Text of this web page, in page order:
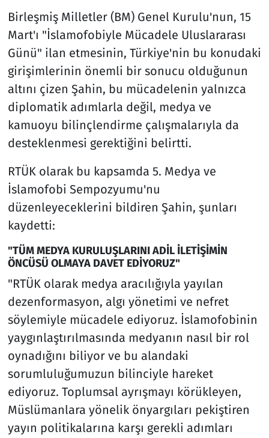
Birleşmiş Milletler (BM) Genel Kurulu'nun, 15
Mart'ı "İslamofobiyle Mücadele Uluslararası
Günü" ilan etmesinin, Türkiye'nin bu konudaki
girişimlerinin önemli bir sonucu olduğunun
altını çizen Şahin, bu mücadelenin yalnızca
diplomatik adımlarla değil, medya ve
kamuoyu bilinçlendirme çalışmalarıyla da
desteklenmesi gerektiğini belirtti.
RTÜK olarak bu kapsamda 5. Medya ve
İslamofobi Sempozyumu'nu
düzenleyeceklerini bildiren Şahin, şunları
kaydetti:
"TÜM MEDYA KURULUŞLARINI ADİL İLETİŞİMİN
ÖNCÜSÜ OLMAYA DAVET EDİYORUZ"
"RTÜK olarak medya aracılığıyla yayılan
dezenformasyon, algı yönetimi ve nefret
söylemiyle mücadele ediyoruz. İslamofobinin
yaygınlaştırılmasında medyanın nasıl bir rol
oynadığını biliyor ve bu alandaki
sorumluluğumuzun bilinciyle hareket
ediyoruz. Toplumsal ayrışmayı körükleyen,
Müslümanlara yönelik önyargıları pekiştiren
yayın politikalarına karşı gerekli adımları